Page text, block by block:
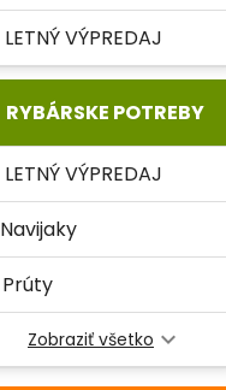
LETNÝ VÝPREDAJ
RYBÁRSKE POTREBY
LETNÝ VÝPREDAJ
Navijaky
Prúty
Zobraziť všetko expand_more